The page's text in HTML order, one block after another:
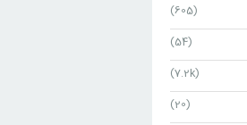
(605)
(54)
(7.2k)
(20)